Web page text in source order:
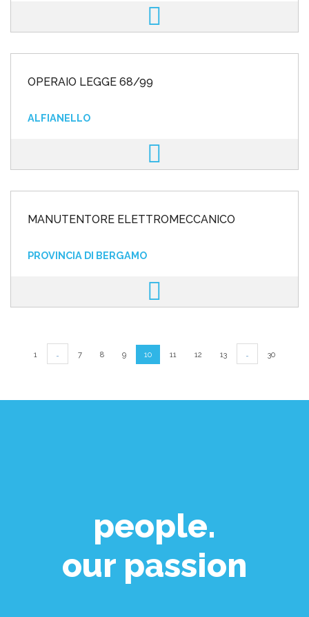
OPERAIO LEGGE 68/99
ALFIANELLO
MANUTENTORE ELETTROMECCANICO
PROVINCIA DI BERGAMO
1 7 8 9 10 11 12 13 30
people.
our passion